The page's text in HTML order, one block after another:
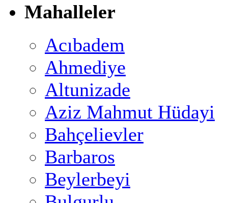
Mahalleler
Acıbadem
Ahmediye
Altunizade
Aziz Mahmut Hüdayi
Bahçelievler
Barbaros
Beylerbeyi